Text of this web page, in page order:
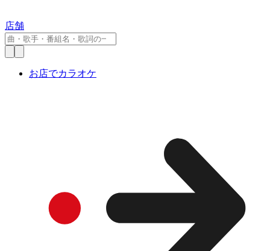
店舗
お店でカラオケ